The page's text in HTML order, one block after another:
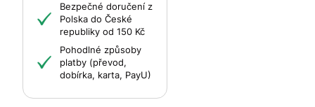
Bezpečné doručení z
Polska do České
republiky od 150 Kč
Pohodlné způsoby
platby (převod,
dobírka, karta, PayU)